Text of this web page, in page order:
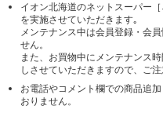
イオン北海道のネットスーパー
を実施させていただきます｡
メンテナンス中は会員登録・会
せん。
また、お買物中にメンテナンス
しさせていただきますので、ご注
お電話やコメント欄での商品追
おりません。